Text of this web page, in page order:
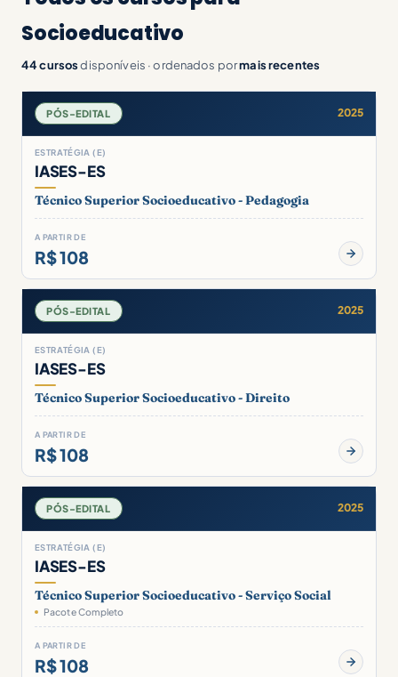
Socioeducativo
44 cursosdisponíveis · ordenados pormais recentes
PÓS-EDITAL 2025
ESTRATÉGIA (E)
IASES-ES
Técnico Superior Socioeducativo - Pedagogia
A PARTIR DE
R$ 108
PÓS-EDITAL 2025
ESTRATÉGIA (E)
IASES-ES
Técnico Superior Socioeducativo - Direito
A PARTIR DE
R$ 108
PÓS-EDITAL 2025
ESTRATÉGIA (E)
IASES-ES
Técnico Superior Socioeducativo - Serviço Social
Pacote Completo
A PARTIR DE
R$ 108